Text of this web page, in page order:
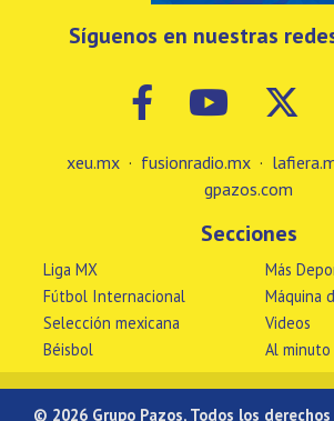
Síguenos en nuestras
xeu.mx · fusionradio.mx ·
gpazos.com
Secciones
Liga MX
Fútbol Internacional
Selección mexicana
Béisbol
Más
Máquina
Videos
Al minuto
© 2026 Grupo Pazos, Todos los